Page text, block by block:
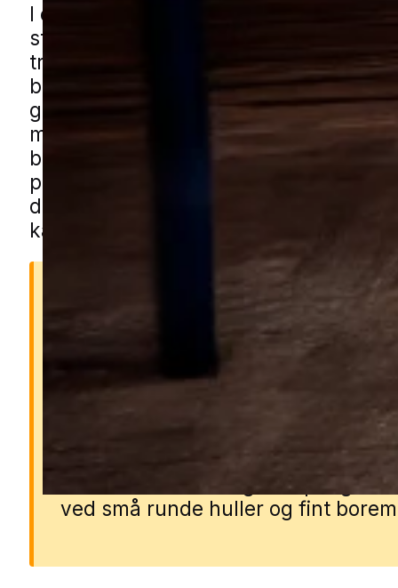
I en mindre by med blandede
stille villaveje og mange
træværk findes mange steder omkring
boligen. Det kan være i carporte,
garager eller i ældre dele af huset,
materialer har stået længe. Du kan få
borebillehjælp i Ølholm gennem vores
partnere. Udfyld formularen, så
dig med en fagperson fra
kan vurdere omfanget og den rette
Hvorfor borebiller er et
problem
Borebillers larver lever inde i træet
kan svække møbler, gulve, bjælker
andet træværk. Angreb opdages
ved små runde huller og fint